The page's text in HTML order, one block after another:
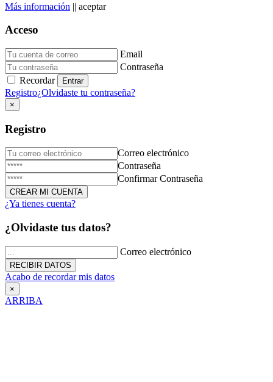
Donación de Sangre
23 de Diciembre de 2025
Triduo Virgen Milagrosa
27 de Noviembre de 2025
Más información || aceptar
Acceso
Email
Contraseña
Recordar
Registro¿Olvidaste tu contraseña?
×
Registro
Correo electrónico
Contraseña
Confirmar Contraseña
¿Ya tienes cuenta?
¿Olvidaste tus datos?
Correo electrónico
Acabo de recordar mis datos
×
ARRIBA